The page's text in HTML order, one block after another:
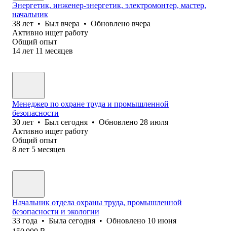
Энергетик, инженер-энергетик, электромонтер, мастер,
начальник
38 лет • Был вчера • Обновлено вчера
Активно ищет работу
Общий опыт
14 лет 11 месяцев
Менеджер по охране труда и промышленной
безопасности
30 лет • Был сегодня • Обновлено 28 июля
Активно ищет работу
Общий опыт
8 лет 5 месяцев
Начальник отдела охраны труда, промышленной
безопасности и экологии
33 года • Была сегодня • Обновлено 10 июня